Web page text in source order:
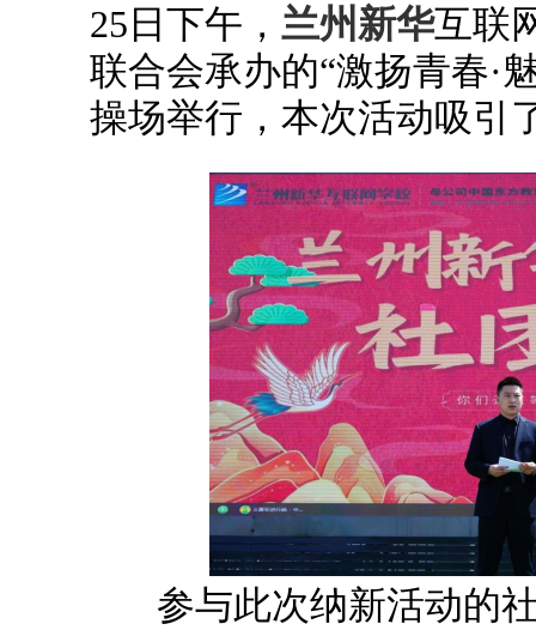
25日下午， 兰州新华互联
联合会承办的“激扬青春·
操场举行，本次活动吸引
参与此次纳新活动的